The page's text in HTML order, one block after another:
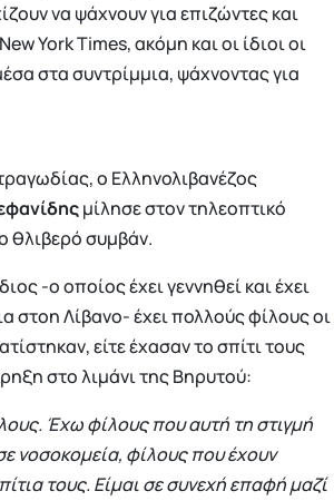
να ψάχνουν για επιζώντες και
York Times, ακόμη και οι ίδιοι οι
στα συντρίμμια, ψάχνοντας για
ο Ελληνολιβανέζος
μίλησε στον τηλεοπτικό
θλιβερό συμβάν.
-ο οποίος έχει γεννηθεί και έχει
στοn Λίβανο- έχει πολλούς φίλους οι
είτε έχασαν το σπίτι τους
στο λιμάνι της Βηρυτού:
Έχω φίλους που αυτή τη στιγμή
νοσοκομεία, φίλους που έχουν
τους. Είμαι σε συνεχή επαφή μαζί